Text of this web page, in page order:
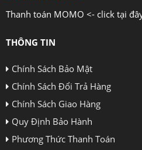
Thanh toán MOMO <- click tại
THÔNG TIN
Chính Sách Bảo Mật
Chính Sách Đổi Trả Hàng
Chính Sách Giao Hàng
Quy Định Bảo Hành
Phương Thức Thanh Toán